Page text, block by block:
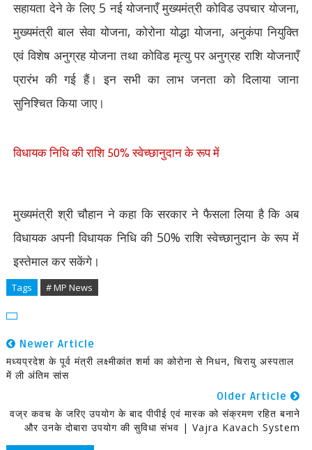
सहायता देने के लिए 5 नई योजनाएँ मुख्यमंत्री कोविड उपचार योजना,
मुख्यमंत्री बाल सेवा योजना,कोरोना योद्धा योजना, अनुकंपा नियुक्ति
एवं विशेष अनुग्रह योजना तथा कोविड मृत्यु पर अनुग्रह राशि योजनाएँ
प्रारंभ की गई हैं। इन सभी का लाभ जनता को दिलाया जाना
सुनिश्चित किया जाए।
विधायक निधि की राशि 50%स्वेच्छानुदान के रूप में
मुख्यमंत्री श्री चौहान ने कहा कि सरकार ने फैसला लिया है कि अब
विधायक अपनी विधायक निधि की 50%राशि स्वेच्छानुदान के रूप में
इस्तेमाल कर सकेंगे।
Tags # MP News
Newer Article
मध्यप्रदेश के पूर्व मंत्री लक्ष्मीकांत शर्मा का कोरोना से निधन, चिरायु अस्पताल
में ली अंतिम सांस
Older Article
वज्र कवच के जरिए उपयोग के बाद पीपीई एवं मास्क को संक्रमण रहित बनाने
और उनके दोबारा उपयोग की सुविधा संभव | Vajra Kavach System